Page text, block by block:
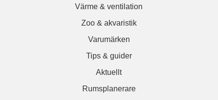
Värme & ventilation
Zoo & akvaristik
Varumärken
Tips & guider
Aktuellt
Rumsplanerare